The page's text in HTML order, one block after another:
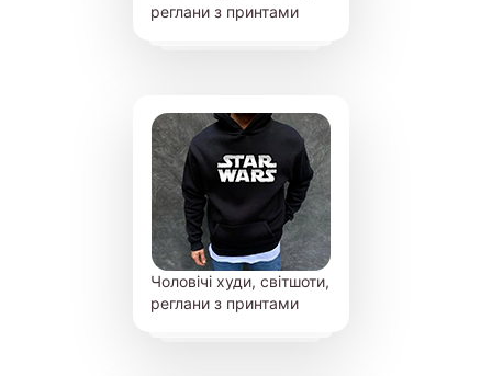
реглани з принтами
Чоловічі худи, світшоти,
реглани з принтами